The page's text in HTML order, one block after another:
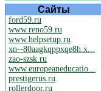
Сайты
ford59.ru
www.reno59.ru
www.helpsetup.ru
xn--80aagkqppxqe8h.x...
zao-szsk.ru
www.europeaneducatio...
prestigerus.ru
rollerdoor.ru